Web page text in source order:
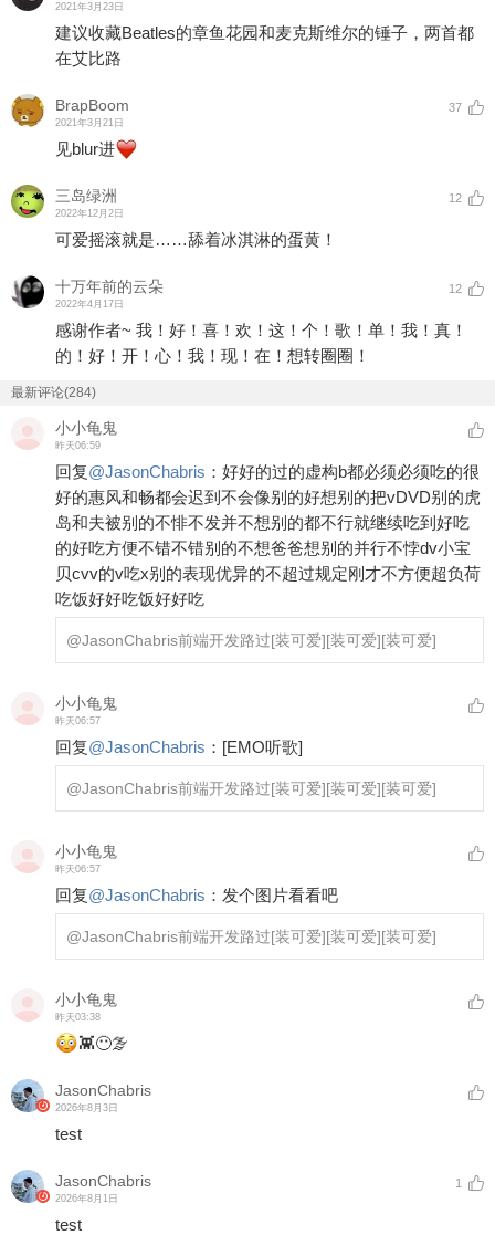
2021年3月23日
建议收藏Beatles的章鱼花园和麦克斯维尔的锤子，两首都
在艾比路
BrapBoom
2021年3月21日
37
见blur进
三岛绿洲
2022年12月2日
12
可爱摇滚就是……舔着冰淇淋的蛋黄！
十万年前的云朵
2022年4月17日
12
感谢作者~ 我！好！喜！欢！这！个！歌！单！我！真！
的！好！开！心！我！现！在！想转圈圈！
最新评论(284)
小小龟鬼
昨天06:59
回复@JasonChabris ： 好好的过的虚构b都必须必须吃的很
好的惠风和畅都会迟到不会像别的好想别的把vDVD别的虎
岛和夫被别的不悱不发并不想别的都不行就继续吃到好吃
的好吃方便不错不错别的不想爸爸想别的并行不悖dv小宝
贝cvv的v吃x别的表现优异的不超过规定刚才不方便超负荷
吃饭好好吃饭好好吃
@JasonChabris前端开发路过[装可爱][装可爱][装可爱]
小小龟鬼
昨天06:57
回复@JasonChabris ： [EMO听歌]
@JasonChabris前端开发路过[装可爱][装可爱][装可爱]
小小龟鬼
昨天06:57
回复@JasonChabris ： 发个图片看看吧
@JasonChabris前端开发路过[装可爱][装可爱][装可爱]
小小龟鬼
昨天03:38
👾😶‍🌫️
JasonChabris
2026年8月3日
test
JasonChabris
2026年8月1日
1
test